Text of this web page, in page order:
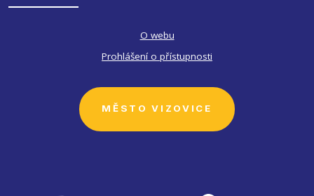
O webu
Prohlášení o přístupnosti
MĚSTO VIZOVICE